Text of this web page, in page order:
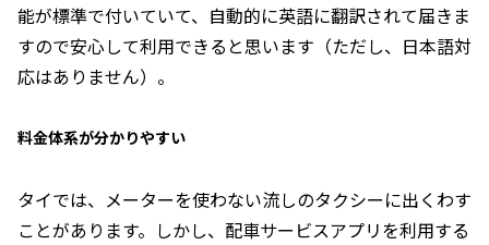
能が標準で付いていて、自動的に英語に翻訳されて届きま
すので安心して利用できると思います（ただし、日本語対
応はありません）。
料金体系が分かりやすい
タイでは、メーターを使わない流しのタクシーに出くわす
ことがあります。しかし、配車サービスアプリを利用する